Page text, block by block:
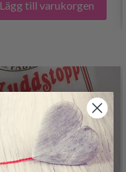
Lägg till varukorgen